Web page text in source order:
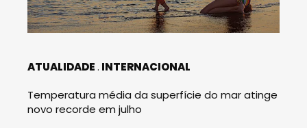
ATUALIDADE INTERNACIONAL
Temperatura média da superfície do mar atinge
novo recorde em julho